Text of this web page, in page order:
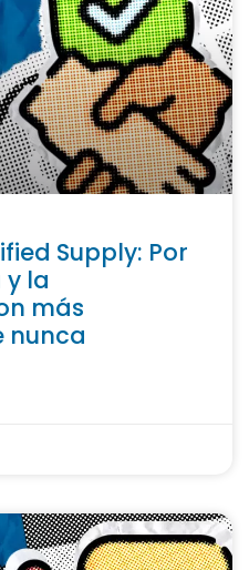
Supply: Por
la
más
nunca